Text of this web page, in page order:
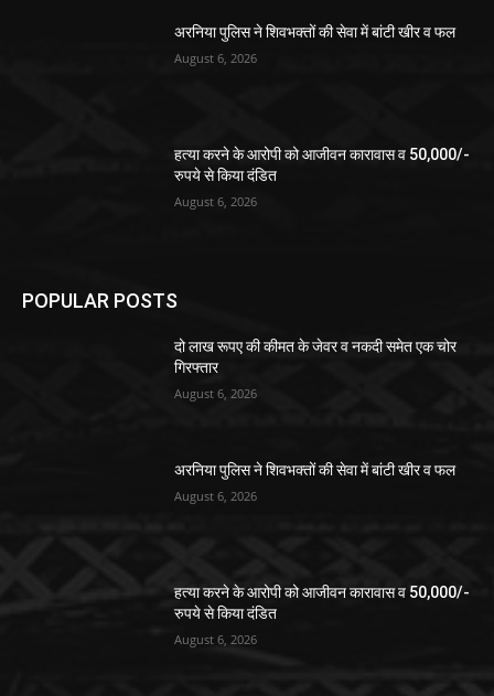
अरनिया पुलिस ने शिवभक्तों की सेवा में बांटी खीर व फल
August 6, 2026
हत्या करने के आरोपी को आजीवन कारावास व 50,000/-
रुपये से किया दंडित
August 6, 2026
POPULAR POSTS
दो लाख रूपए की कीमत के जेवर व नकदी समेत एक चोर
गिरफ्तार
August 6, 2026
अरनिया पुलिस ने शिवभक्तों की सेवा में बांटी खीर व फल
August 6, 2026
हत्या करने के आरोपी को आजीवन कारावास व 50,000/-
रुपये से किया दंडित
August 6, 2026